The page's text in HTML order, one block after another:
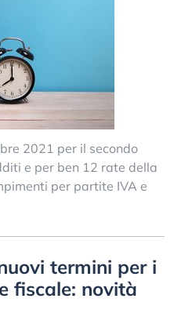
2021 per il secondo
e per ben 12 rate della
per partite IVA e
termini per i
fiscale: novità